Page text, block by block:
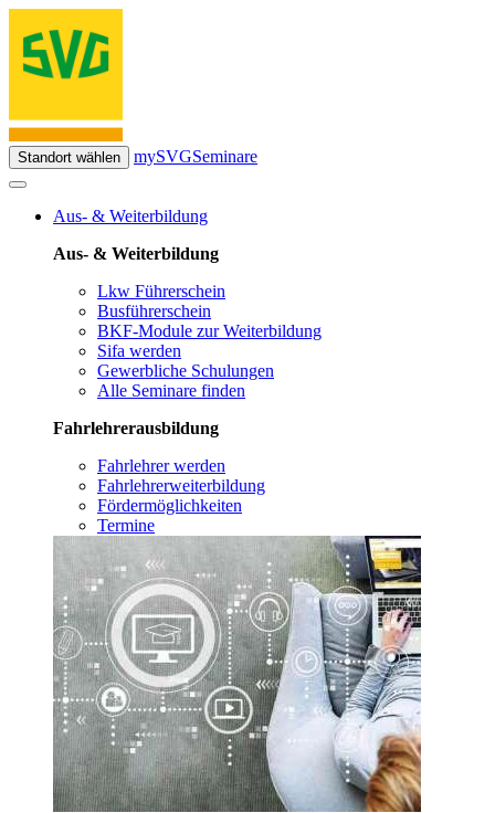
Standort wählen mySVGSeminare
Aus- & Weiterbildung
Aus- & Weiterbildung
Lkw Führerschein
Busführerschein
BKF-Module zur Weiterbildung
Sifa werden
Gewerbliche Schulungen
Alle Seminare finden
Fahrlehrerausbildung
Fahrlehrer werden
Fahrlehrerweiterbildung
Fördermöglichkeiten
Termine